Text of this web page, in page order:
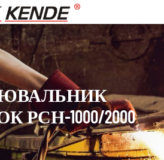
1000/2000